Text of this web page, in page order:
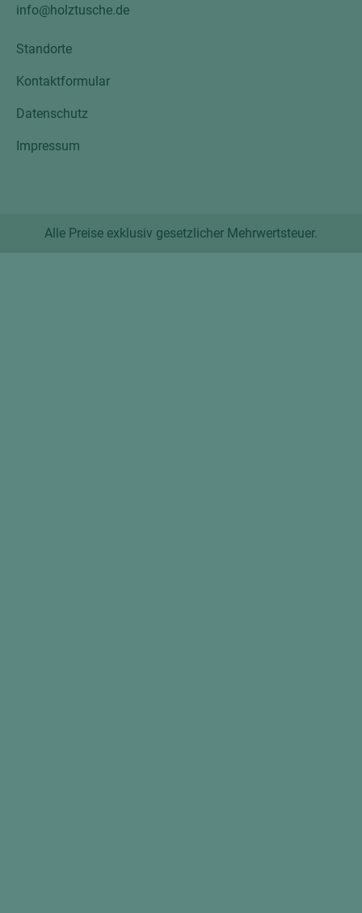
info@holztusche.de
Standorte
Kontaktformular
Datenschutz
Impressum
Alle Preise exklusiv gesetzlicher Mehrwertsteuer.